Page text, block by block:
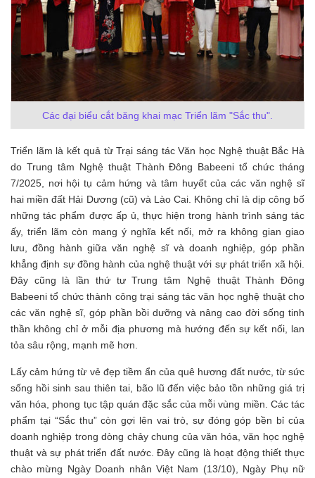
Các đại biểu cắt băng khai mạc Triển lãm "Sắc thu".
Triển lãm là kết quả từ Trại sáng tác Văn học Nghệ thuật Bắc Hà
do Trung tâm Nghệ thuật Thành Đông Babeeni tổ chức tháng
7/2025, nơi hội tụ cảm hứng và tâm huyết của các văn nghệ sĩ
hai miền đất Hải Dương (cũ) và Lào Cai. Không chỉ là dịp công bố
những tác phẩm được ấp ủ, thực hiện trong hành trình sáng tác
ấy, triển lãm còn mang ý nghĩa kết nối, mở ra không gian giao
lưu, đồng hành giữa văn nghệ sĩ và doanh nghiệp, góp phần
khẳng định sự đồng hành của nghệ thuật với sự phát triển xã hội.
Đây cũng là lần thứ tư Trung tâm Nghệ thuật Thành Đông
Babeeni tổ chức thành công trại sáng tác văn học nghệ thuật cho
các văn nghệ sĩ, góp phần bồi dưỡng và nâng cao đời sống tinh
thần không chỉ ở mỗi địa phương mà hướng đến sự kết nối, lan
tỏa sâu rộng, mạnh mẽ hơn.
Lấy cảm hứng từ vẻ đẹp tiềm ẩn của quê hương đất nước, từ sức
sống hồi sinh sau thiên tai, bão lũ đến việc bảo tồn những giá trị
văn hóa, phong tục tập quán đặc sắc của mỗi vùng miền. Các tác
phẩm tại “Sắc thu” còn gợi lên vai trò, sự đóng góp bền bỉ của
doanh nghiệp trong dòng chảy chung của văn hóa, văn học nghệ
thuật và sự phát triển đất nước. Đây cũng là hoạt động thiết thực
chào mừng Ngày Doanh nhân Việt Nam (13/10), Ngày Phụ nữ